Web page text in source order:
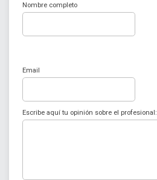
Nombre completo
Email
Escribe aquí tu opinión sobre el profesional: